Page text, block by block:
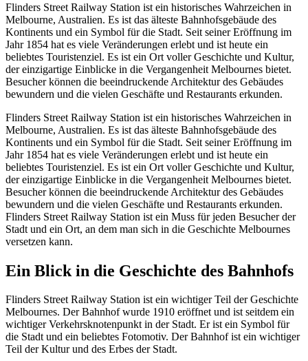
Flinders Street Railway Station ist ein historisches Wahrzeichen in
Melbourne, Australien. Es ist das älteste Bahnhofsgebäude des
Kontinents und ein Symbol für die Stadt. Seit seiner Eröffnung im
Jahr 1854 hat es viele Veränderungen erlebt und ist heute ein
beliebtes Touristenziel. Es ist ein Ort voller Geschichte und Kultur,
der einzigartige Einblicke in die Vergangenheit Melbournes bietet.
Besucher können die beeindruckende Architektur des Gebäudes
bewundern und die vielen Geschäfte und Restaurants erkunden.
Flinders Street Railway Station ist ein historisches Wahrzeichen in
Melbourne, Australien. Es ist das älteste Bahnhofsgebäude des
Kontinents und ein Symbol für die Stadt. Seit seiner Eröffnung im
Jahr 1854 hat es viele Veränderungen erlebt und ist heute ein
beliebtes Touristenziel. Es ist ein Ort voller Geschichte und Kultur,
der einzigartige Einblicke in die Vergangenheit Melbournes bietet.
Besucher können die beeindruckende Architektur des Gebäudes
bewundern und die vielen Geschäfte und Restaurants erkunden.
Flinders Street Railway Station ist ein Muss für jeden Besucher der
Stadt und ein Ort, an dem man sich in die Geschichte Melbournes
versetzen kann.
Ein Blick in die Geschichte des Bahnhofs
Flinders Street Railway Station ist ein wichtiger Teil der Geschichte
Melbournes. Der Bahnhof wurde 1910 eröffnet und ist seitdem ein
wichtiger Verkehrsknotenpunkt in der Stadt. Er ist ein Symbol für
die Stadt und ein beliebtes Fotomotiv. Der Bahnhof ist ein wichtiger
Teil der Kultur und des Erbes der Stadt.